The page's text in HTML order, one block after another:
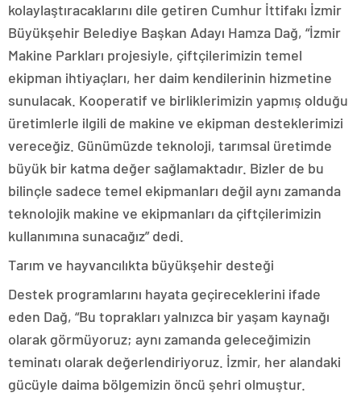
kolaylaştıracaklarını dile getiren Cumhur İttifakı İzmir
Büyükşehir Belediye Başkan Adayı Hamza Dağ, “İzmir
Makine Parkları projesiyle, çiftçilerimizin temel
ekipman ihtiyaçları, her daim kendilerinin hizmetine
sunulacak. Kooperatif ve birliklerimizin yapmış olduğu
üretimlerle ilgili de makine ve ekipman desteklerimizi
vereceğiz. Günümüzde teknoloji, tarımsal üretimde
büyük bir katma değer sağlamaktadır. Bizler de bu
bilinçle sadece temel ekipmanları değil aynı zamanda
teknolojik makine ve ekipmanları da çiftçilerimizin
kullanımına sunacağız” dedi.
Tarım ve hayvancılıkta büyükşehir desteği
Destek programlarını hayata geçireceklerini ifade
eden Dağ, “Bu toprakları yalnızca bir yaşam kaynağı
olarak görmüyoruz; aynı zamanda geleceğimizin
teminatı olarak değerlendiriyoruz. İzmir, her alandaki
gücüyle daima bölgemizin öncü şehri olmuştur.